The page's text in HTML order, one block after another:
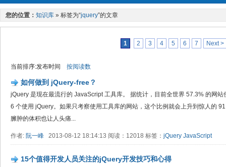
您的位置： 知识库 » 标签为“jquery”的文章
1 2 3 4 5 6 7 Next >
当前排序:发布时间 按阅读数
如何做到 jQuery-free？
jQuery 是现在最流行的 JavaScript 工具库。 据统计，目前全世界 57.3% 的网
6 个使用 jQuery。如果只考察使用工具库的网站，这个比例就会上升到惊人的
臃肿的体积也让人头痛...
作者: 阮一峰 2013-08-12 18:14:13 阅读：12018 标签： jQuery JavaScript
15个值得开发人员关注的jQuery开发技巧和心得